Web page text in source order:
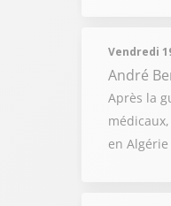
Vendredi
André
Après la
en